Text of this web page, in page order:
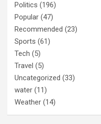
Politics (196)
Popular (47)
Recommended (23)
Sports (61)
Tech (5)
Travel (5)
Uncategorized (33)
water (11)
Weather (14)